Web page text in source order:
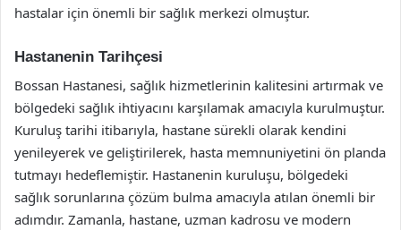
hastalar için önemli bir sağlık merkezi olmuştur.
Hastanenin Tarihçesi
Bossan Hastanesi, sağlık hizmetlerinin kalitesini artırmak ve
bölgedeki sağlık ihtiyacını karşılamak amacıyla kurulmuştur.
Kuruluş tarihi itibarıyla, hastane sürekli olarak kendini
yenileyerek ve geliştirilerek, hasta memnuniyetini ön planda
tutmayı hedeflemiştir. Hastanenin kuruluşu, bölgedeki
sağlık sorunlarına çözüm bulma amacıyla atılan önemli bir
adımdır. Zamanla, hastane, uzman kadrosu ve modern